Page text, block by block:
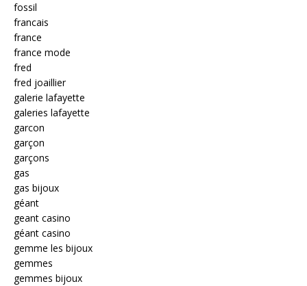
fossil
francais
france
france mode
fred
fred joaillier
galerie lafayette
galeries lafayette
garcon
garçon
garçons
gas
gas bijoux
géant
geant casino
géant casino
gemme les bijoux
gemmes
gemmes bijoux